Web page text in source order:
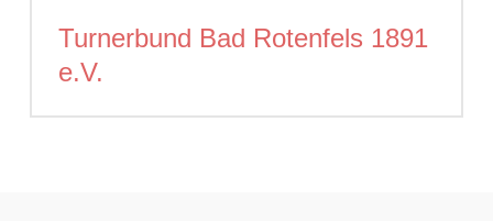
Turnerbund Bad Rotenfels 1891
e.V.